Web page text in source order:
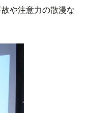
や注意力の散漫な